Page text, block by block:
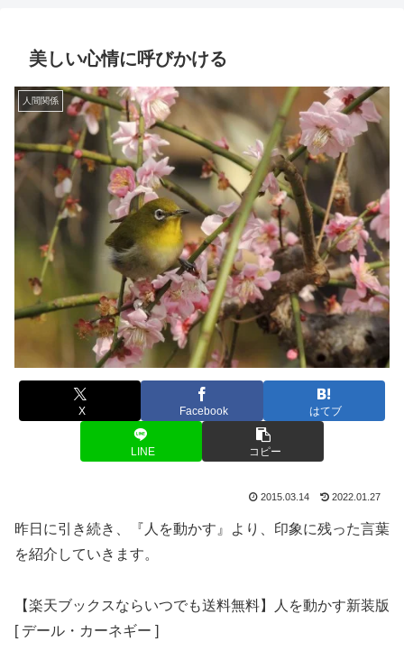
美しい心情に呼びかける
人間関係
X Facebook はてブ
LINE コピー
2015.03.14 2022.01.27
昨日に引き続き、『人を動かす』より、印象に残った言葉
を紹介していきます。
【楽天ブックスならいつでも送料無料】人を動かす新装版
[ デール・カーネギー ]